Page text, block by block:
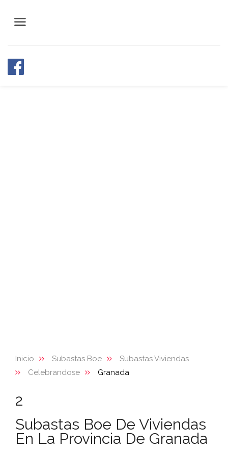
Inicio Subastas Boe
Subastas Viviendas
Celebrandose
Granada
2
Subastas Boe De Viviendas
En La Provincia De Granada